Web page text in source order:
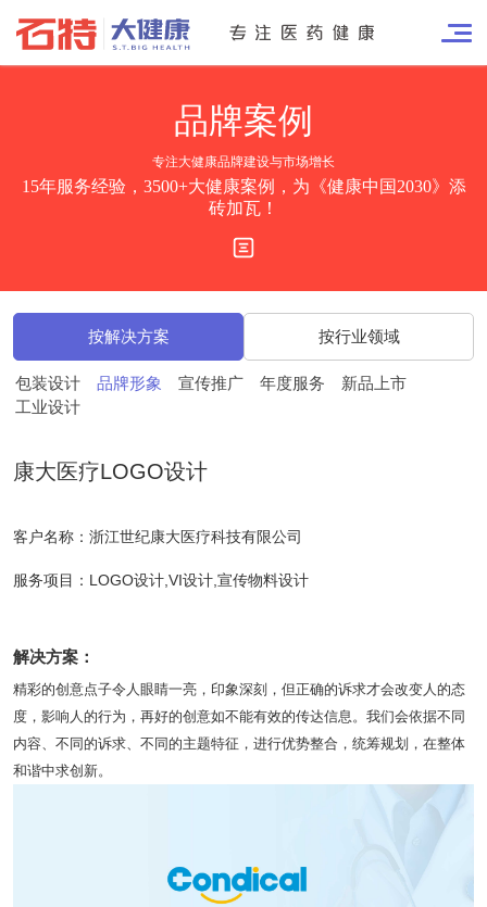
品牌案例
专注大健康品牌建设与市场增长
15年服务经验，3500+大健康案例，为《健康中国2030》添
砖加瓦！
按解决方案 按行业领域
包装设计 品牌形象 宣传推广 年度服务
新品上市
工业设计
康大医疗LOGO设计
客户名称：浙江世纪康大医疗科技有限公司
服务项目：LOGO设计,VI设计,宣传物料设计
解决方案：
精彩的创意点子令人眼睛一亮，印象深刻，但正确的诉求才会改变人的态
度，影响人的行为，再好的创意如不能有效的传达信息。我们会依据不同
内容、不同的诉求、不同的主题特征，进行优势整合，统筹规划，在整体
和谐中求创新。